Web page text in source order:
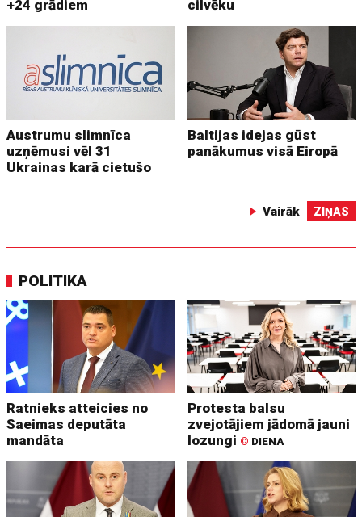
+24 grādiem cilvēku
Austrumu slimnīca
uzņēmusi vēl 31
Ukrainas karā cietušo
Baltijas idejas gūst
panākumus visā Eiropā
Vairāk ZIŅAS
POLITIKA
Ratnieks atteicies no
Saeimas deputāta
mandāta
Protesta balsu
zvejotājiem jādomā jauni
lozungi © DIENA